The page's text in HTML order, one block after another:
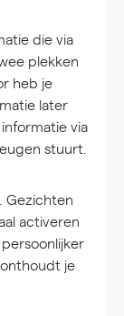
die via
plekken
heb je
later
via
stuurt.
Gezichten
activeren
je